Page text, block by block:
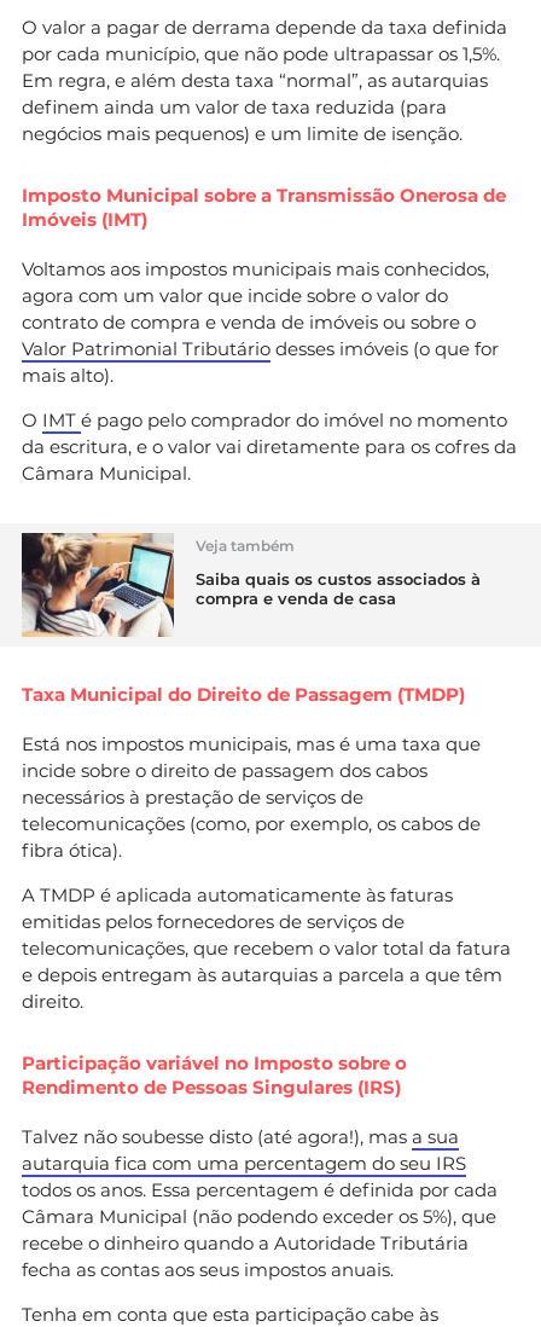
O valor a pagar de derrama depende da taxa definida
por cada município, que não pode ultrapassar os 1,5%.
Em regra, e além desta taxa “normal”, as autarquias
definem ainda um valor de taxa reduzida (para
negócios mais pequenos) e um limite de isenção.
Imposto Municipal sobre a Transmissão Onerosa de
Imóveis (IMT)
Voltamos aos impostos municipais mais conhecidos,
agora com um valor que incide sobre o valor do
contrato de compra e venda de imóveis ou sobre o
Valor Patrimonial Tributário desses imóveis (o que for
mais alto).
O IMT é pago pelo comprador do imóvel no momento
da escritura, e o valor vai diretamente para os cofres da
Câmara Municipal.
Veja também
Saiba quais os custos associados à
compra e venda de casa
Taxa Municipal do Direito de Passagem (TMDP)
Está nos impostos municipais, mas é uma taxa que
incide sobre o direito de passagem dos cabos
necessários à prestação de serviços de
telecomunicações (como, por exemplo, os cabos de
fibra ótica).
A TMDP é aplicada automaticamente às faturas
emitidas pelos fornecedores de serviços de
telecomunicações, que recebem o valor total da fatura
e depois entregam às autarquias a parcela a que têm
direito.
Participação variável no Imposto sobre o
Rendimento de Pessoas Singulares (IRS)
Talvez não soubesse disto (até agora!), mas a sua
autarquia fica com uma percentagem do seu IRS
todos os anos. Essa percentagem é definida por cada
Câmara Municipal (não podendo exceder os 5%), que
recebe o dinheiro quando a Autoridade Tributária
fecha as contas aos seus impostos anuais.
Tenha em conta que esta participação cabe às